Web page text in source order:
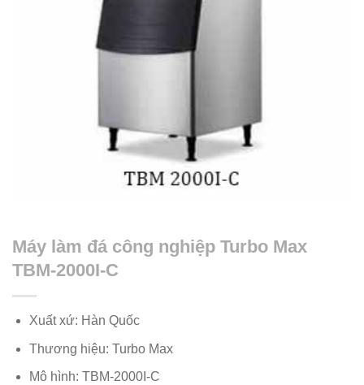
Máy làm đá công nghiệp Turbo Max
TBM-2000I-C
Xuất xứ: Hàn Quốc
Thương hiệu: Turbo Max
Mô hình: TBM-2000I-C